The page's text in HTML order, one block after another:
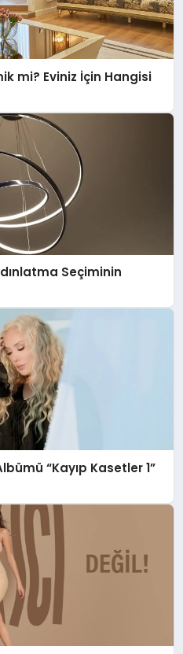
mi? Eviniz İçin Hangisi
Seçiminin
“Kayıp Kasetler 1”